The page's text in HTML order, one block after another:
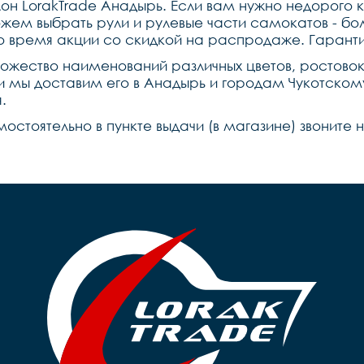
LorakTrade Анадырь. Если вам нужно недорого
выбрать рули и рулевые части самокатов -
время акции со скидкой на распродаже.
наименований различных цветов,
доставим его в Анадырь и городам
в пункте выдачи (в магазине)